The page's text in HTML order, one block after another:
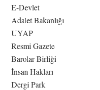
E-Devlet
Adalet Bakanlığı
UYAP
Resmi Gazete
Barolar Birliği
İnsan Hakları
Dergi Park